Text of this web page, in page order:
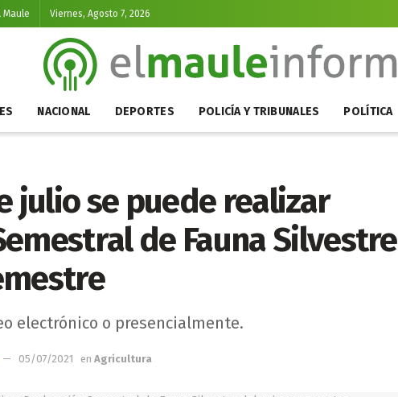
Maule Viernes, Agosto 7, 2026
NACIONAL DEPORTES POLICÍA Y TRIBUNALES POLÍTICA
julio se puede realizar
de Fauna Silvestre
electrónico o presencialmente.
05/07/2021 en Agricultura